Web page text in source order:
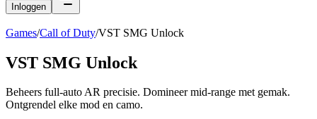
Inloggen
Games/Call of Duty/VST SMG Unlock
VST SMG Unlock
Beheers full-auto AR precisie. Domineer mid-range met gemak.
Ontgrendel elke mod en camo.